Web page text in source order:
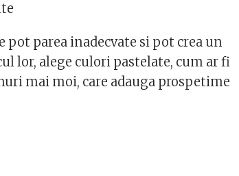
parea inadecvate si pot crea un
lor, alege culori pastelate, cum ar fi
mai moi, care adauga prospetime